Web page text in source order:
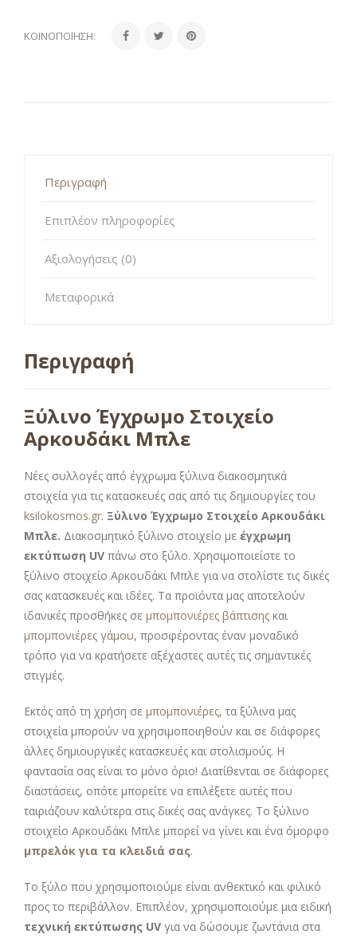
ΚΟΙΝΟΠΟΊΗΣΗ:
Περιγραφή
Επιπλέον πληροφορίες
Αξιολογήσεις (0)
Μεταφορικά
Περιγραφή
Ξύλινο Έγχρωμο Στοιχείο
Αρκουδάκι Μπλε
Νέες συλλογές από έγχρωμα ξύλινα διακοσμητικά
στοιχεία για τις κατασκευές σας από τις δημιουργίες του
ksilokosmos.gr. Ξύλινο Έγχρωμο Στοιχείο Αρκουδάκι
Μπλε. Διακοσμητικό ξύλινο στοιχείο με έγχρωμη
εκτύπωση UV πάνω στο ξύλο. Χρησιμοποιείστε το
ξύλινο στοιχείο Αρκουδάκι Μπλε για να στολίστε τις δικές
σας κατασκευές και ιδέες. Τα προϊόντα μας αποτελούν
ιδανικές προσθήκες σε μπομπονιέρες βάπτισης και
μπομπονιέρες γάμου, προσφέροντας έναν μοναδικό
τρόπο για να κρατήσετε αξέχαστες αυτές τις σημαντικές
στιγμές.
Εκτός από τη χρήση σε μπομπονιέρες, τα ξύλινα μας
στοιχεία μπορούν να χρησιμοποιηθούν και σε διάφορες
άλλες δημιουργικές κατασκευές και στολισμούς. Η
φαντασία σας είναι το μόνο όριο! Διατίθενται σε διάφορες
διαστάσεις, οπότε μπορείτε να επιλέξετε αυτές που
ταιριάζουν καλύτερα στις δικές σας ανάγκες. Το ξύλινο
στοιχείο Αρκουδάκι Μπλε μπορεί να γίνει και ένα όμορφο
μπρελόκ για τα κλειδιά σας.
Το ξύλο που χρησιμοποιούμε είναι ανθεκτικό και φιλικό
προς το περιβάλλον. Επιπλέον, χρησιμοποιούμε μια ειδική
τεχνική εκτύπωσης UV για να δώσουμε ζωντάνια στα